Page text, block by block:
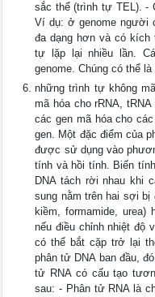
sắc thể (trình tự TEL). -
Ví dụ: ở genome người
đa dạng hơn và có kích
tự lặp lại nhiều lần.
genome. Chúng có thể là
những trình tự không
mã hóa cho rRNA,
các gen mã hóa cho
gen. Một đặc điểm của
được sử dụng vào
tính và hồi tính. Biến
DNA tách rời nhau khi
sung nằm trên hai sợi bị
kiềm, formamide,
nếu điều chỉnh nhiệt độ
có thể bắt cặp trở lại
phân tử DNA ban đầu,
tử RNA có cấu tạo
sau: - Phân tử RNA là